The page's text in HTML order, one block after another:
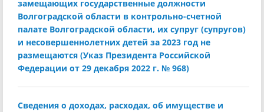
замещающих государственные должности
Волгоградской области в контрольно-счетной
палате Волгоградской области, их супруг (супругов)
и несовершеннолетних детей за 2023 год не
размещаются (Указ Президента Российской
Федерации от 29 декабря 2022 г. № 968)
Сведения о доходах, расходах, об имуществе и